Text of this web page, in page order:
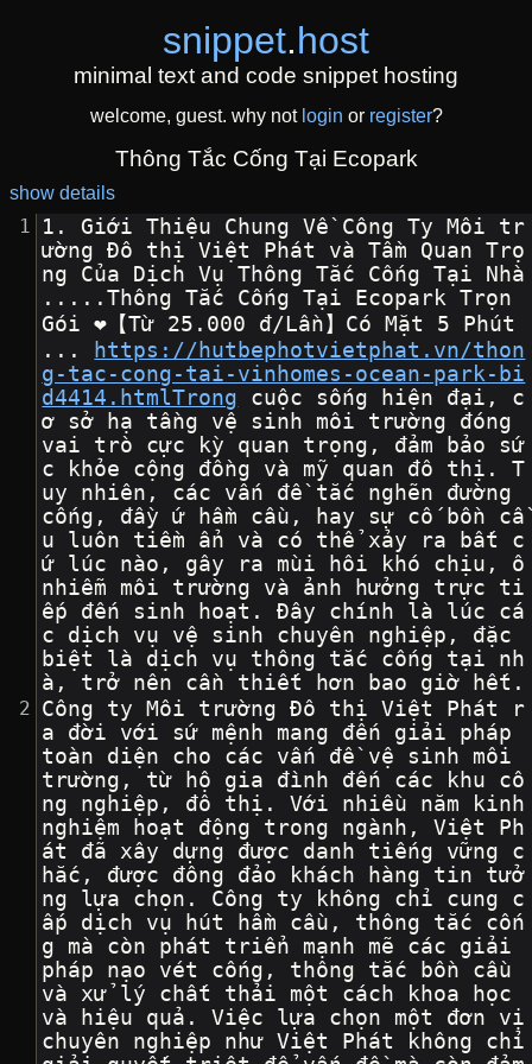
snippet.host
minimal text and code snippet hosting
welcome, guest. why not login or register?
Thông Tắc Cống Tại Ecopark
show details
1. Giới Thiệu Chung Về Công Ty Môi tr
ường Đô thị Việt Phát và Tầm Quan Trọ
ng Của Dịch Vụ Thông Tắc Cống Tại Nhà
.....Thông Tắc Cống Tại Ecopark Trọn
Gói ❤️【Từ 25.000 đ/Lần】Có Mặt 5 Phút
...
https://hutbephotvietphat.vn/thon
g-tac-cong-tai-vinhomes-ocean-park-bi
d4414.htmlTrong cuộc sống hiện đại, c
ơ sở hạ tầng vệ sinh môi trường đóng
vai trò cực kỳ quan trọng, đảm bảo sứ
c khỏe cộng đồng và mỹ quan đô thị. T
uy nhiên, các vấn đề tắc nghẽn đường
cống, đầy ứ hầm cầu, hay sự cố bồn cầ
u luôn tiềm ẩn và có thể xảy ra bất c
ứ lúc nào, gây ra mùi hôi khó chịu, ô
nhiễm môi trường và ảnh hưởng trực ti
ếp đến sinh hoạt. Đây chính là lúc cá
c dịch vụ vệ sinh chuyên nghiệp, đặc
biệt là dịch vụ thông tắc cống tại nh
à, trở nên cần thiết hơn bao giờ hết.
Công ty Môi trường Đô thị Việt Phát r
a đời với sứ mệnh mang đến giải pháp
toàn diện cho các vấn đề vệ sinh môi
trường, từ hộ gia đình đến các khu cô
ng nghiệp, đô thị. Với nhiều năm kinh
nghiệm hoạt động trong ngành, Việt Ph
át đã xây dựng được danh tiếng vững c
hắc, được đông đảo khách hàng tin tưở
ng lựa chọn. Công ty không chỉ cung c
ấp dịch vụ hút hầm cầu, thông tắc cốn
g mà còn phát triển mạnh mẽ các giải
pháp nạo vét cống, thông tắc bồn cầu
và xử lý chất thải một cách khoa học
và hiệu quả. Việc lựa chọn một đơn vị
chuyên nghiệp như Việt Phát không chỉ